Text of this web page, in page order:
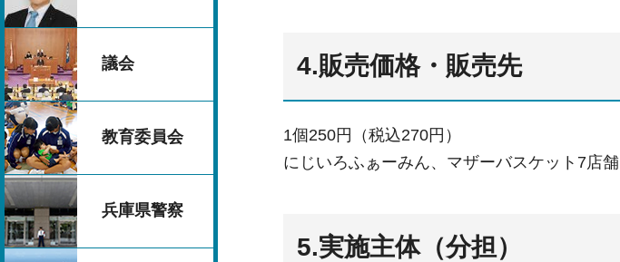
議会
教育委員会
兵庫県警察
4.販売価格・販売先
1個250円（税込270円）
にじいろふぁーみん、マザーバスケット7店舗
5.実施主体（分担）